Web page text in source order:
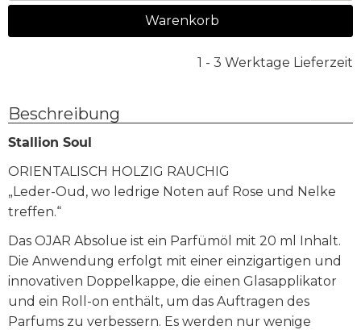
Warenkorb
1 - 3 Werktage Lieferzeit
Beschreibung
Stallion Soul
ORIENTALISCH HOLZIG RAUCHIG
„Leder-Oud, wo ledrige Noten auf Rose und Nelke
treffen.“
Das OJAR Absolue ist ein Parfümöl mit 20 ml Inhalt.
Die Anwendung erfolgt mit einer einzigartigen und
innovativen Doppelkappe, die einen Glasapplikator
und ein Roll-on enthält, um das Auftragen des
Parfums zu verbessern. Es werden nur wenige